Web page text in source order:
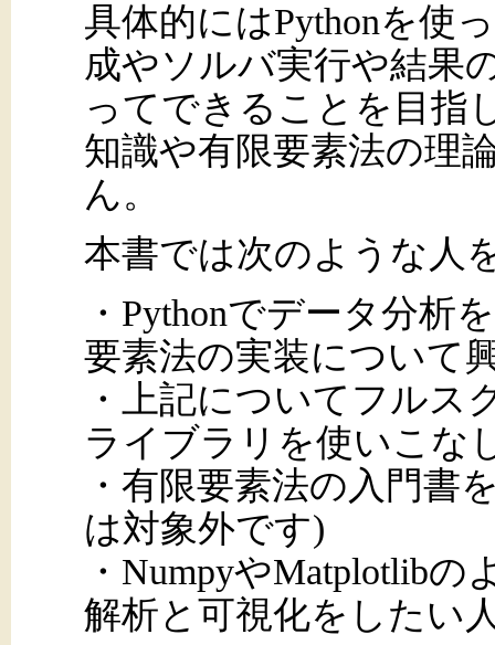
具体的にはPythonを使
成やソルバ実行や結果
ってできることを目指
知識や有限要素法の理
ん。
本書では次のような人
・Pythonでデータ分析
要素法の実装について
・上記についてフルス
ライブラリを使いこな
・有限要素法の入門書
は対象外です)
・NumpyやMatplotlibの
解析と可視化をしたい